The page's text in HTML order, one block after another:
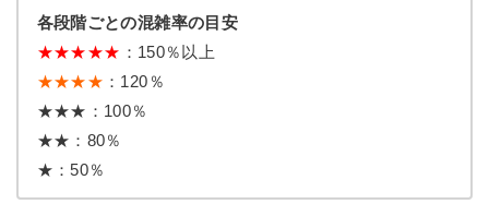
各段階ごとの混雑率の目安
★★★★★ ：150％以上
★★★★ ：120％
★★★：100％
★★：80％
★：50％